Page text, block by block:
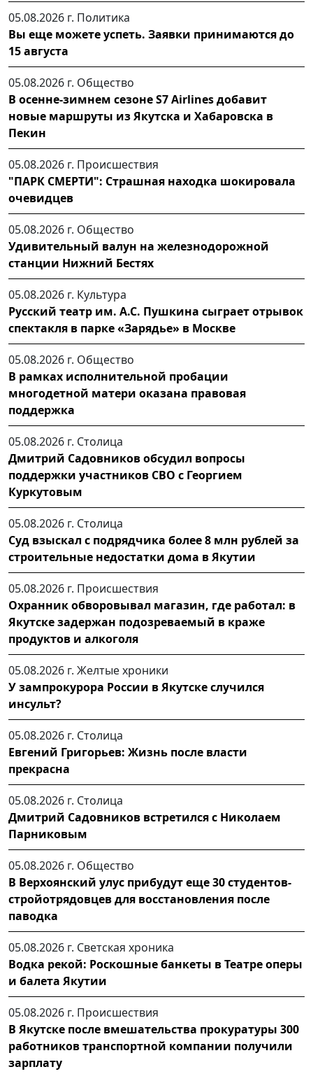
05.08.2026 г. Политика
Вы еще можете успеть. Заявки принимаются до
15 августа
05.08.2026 г. Общество
В осенне-зимнем сезоне S7 Airlines добавит
новые маршруты из Якутска и Хабаровска в
Пекин
05.08.2026 г. Происшествия
"ПАРК СМЕРТИ": Страшная находка шокировала
очевидцев
05.08.2026 г. Общество
Удивительный валун на железнодорожной
станции Нижний Бестях
05.08.2026 г. Культура
Русский театр им. А.С. Пушкина сыграет отрывок
спектакля в парке «Зарядье» в Москве
05.08.2026 г. Общество
В рамках исполнительной пробации
многодетной матери оказана правовая
поддержка
05.08.2026 г. Столица
Дмитрий Садовников обсудил вопросы
поддержки участников СВО с Георгием
Куркутовым
05.08.2026 г. Столица
Суд взыскал с подрядчика более 8 млн рублей за
строительные недостатки дома в Якутии
05.08.2026 г. Происшествия
Охранник обворовывал магазин, где работал: в
Якутске задержан подозреваемый в краже
продуктов и алкоголя
05.08.2026 г. Желтые хроники
У зампрокурора России в Якутске случился
инсульт?
05.08.2026 г. Столица
Евгений Григорьев: Жизнь после власти
прекрасна
05.08.2026 г. Столица
Дмитрий Садовников встретился с Николаем
Парниковым
05.08.2026 г. Общество
В Верхоянский улус прибудут еще 30 студентов-
стройотрядовцев для восстановления после
паводка
05.08.2026 г. Светская хроника
Водка рекой: Роскошные банкеты в Театре оперы
и балета Якутии
05.08.2026 г. Происшествия
В Якутске после вмешательства прокуратуры 300
работников транспортной компании получили
зарплату